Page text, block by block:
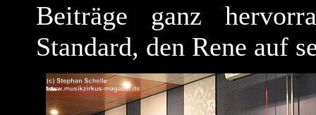
Beiträge ganz
Standard, den Rene auf